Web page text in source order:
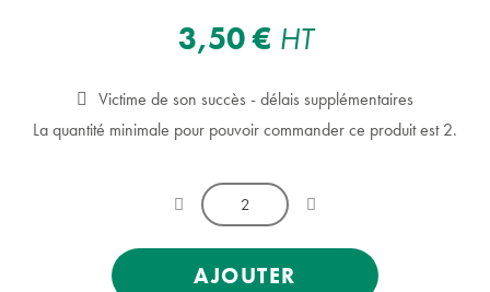
3,50 € HT
Victime de son succès - délais supplémentaires
La quantité minimale pour pouvoir commander ce produit est 2.
AJOUTER